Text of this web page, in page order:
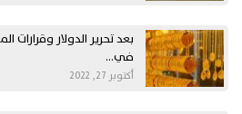
بعد تحرير الدولار
في…
أكتوبر 27, 2022